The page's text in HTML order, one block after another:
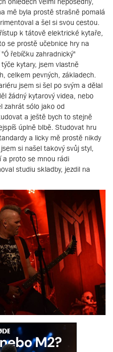
mě byla prostě strašně pomalá
a šel si svou cestou.
k tátově elektrické kytaře,
se prostě učebnice hry na
řebíčku zahradnický"
kytary, jsem vlastně
celkem pevných, základech.
jsem si šel po svým a dělal
žádný kytarový videa, nebo
zahrát sólo jako od
a ještě bych to stejně
úplně blbě. Studovat hru
a licky mě prostě nikdy
si našel takový svůj styl,
a proto se mnou rádi
studiu skladby, jezdil na